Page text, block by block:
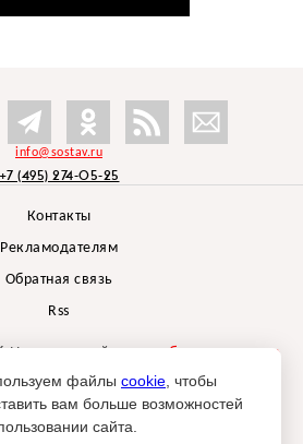
info@sostav.ru
+7 (495) 274-05-25
Контакты
Рекламодателям
Обратная связь
Rss
Независимый проектбрендингового
агентства Depot
Sostav.ru допустимо только при
источника.
файлы cookie , чтобы
вам больше возможностей
сайта.